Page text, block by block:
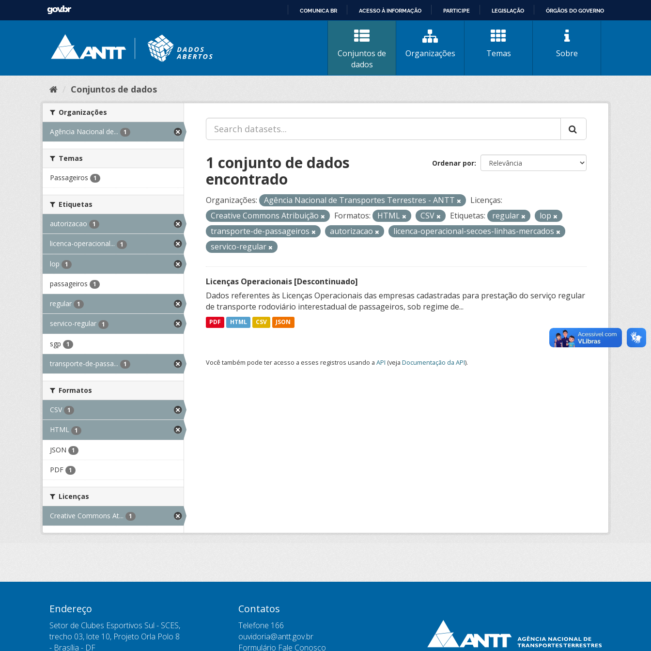
CONTEÚDO
COMUNICA BR ACESSO À INFORMAÇÃO PARTICIPE LEGISLAÇÃO ÓRGÃOS DO GOVERNO
Conjuntos de
dados
Organizações Temas Sobre
Conjuntos de dados
Organizações
Agência Nacional de... 1
Temas
Passageiros 1
Etiquetas
autorizacao 1
licenca-operacional... 1
lop 1
passageiros 1
regular 1
servico-regular 1
sgp 1
transporte-de-passa... 1
Formatos
CSV 1
HTML 1
JSON 1
PDF 1
Licenças
Creative Commons At... 1
Ordenar por
1 conjunto de dados
encontrado
Organizações: Agência Nacional de Transportes Terrestres - ANTT
Licenças:
Creative Commons Atribuição
Formatos: HTML CSV Etiquetas: regular
lop
transporte-de-passageiros
autorizacao
licenca-operacional-secoes-linhas-mercados
servico-regular
Licenças Operacionais [Descontinuado]
Dados referentes às Licenças Operacionais das empresas cadastradas para prestação do serviço regular
de transporte rodoviário interestadual de passageiros, sob regime de...
PDF HTML CSV JSON
Você também pode ter acesso a esses registros usando a API (veja Documentação da API).
Endereço
Setor de Clubes Esportivos Sul - SCES,
trecho 03, lote 10, Projeto Orla Polo 8
- Brasília - DF
Contatos
Telefone 166
ouvidoria@antt.gov.br
Formulário Fale Conosco